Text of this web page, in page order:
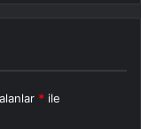
* ile